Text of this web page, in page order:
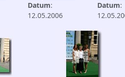
Datum:
12.05.2006
Datum: